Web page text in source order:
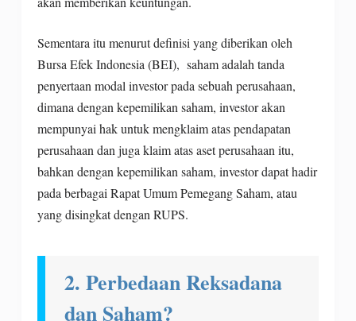
Sementara itu menurut definisi yang diberikan oleh
Bursa Efek Indonesia (BEI), saham adalah tanda
penyertaan modal investor pada sebuah perusahaan,
dimana dengan kepemilikan saham, investor akan
mempunyai hak untuk mengklaim atas pendapatan
perusahaan dan juga klaim atas aset perusahaan itu,
bahkan dengan kepemilikan saham, investor dapat hadir
pada berbagai Rapat Umum Pemegang Saham, atau
yang disingkat dengan RUPS.
2. Perbedaan Reksadana
dan Saham?